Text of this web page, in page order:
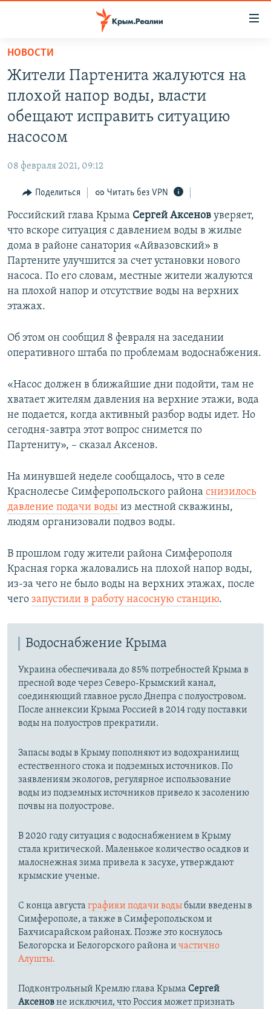
Вернуться
основному
содержанию
Вернутся
главной
Вернутся
поиску
ГРУЗ 200
ВОДА
ИНТЕРАКТИВ
ИНФОГРАФИКА
ТЕЛЕПРОЕКТ КРЫМ.РЕАЛИИ
СОВЕТЫ ПРАВОЗАЩИТНИКОВ
ПРОПАВШИЕ БЕЗ ВЕСТИ
КРЫМ.НЕПОКОРЕННЫЙ
УКРАИНСКАЯ ПРОБЛЕМА КРЫМА
РАДІО СВОБОДА
КАК ОБОЙТИ БЛОКИРОВКУ
Українською
Qırımtatar
ПРИСОЕДИНЯЙТЕСЬ!
НОВОСТИ
Жители Партенита жалуются на
плохой напор воды, власти
обещают исправить ситуацию
насосом
08 февраля 2021, 09:12
Поделиться Читать без VPN
Российский глава Крыма Сергей Аксенов уверяет,
что вскоре ситуация с давлением воды в жилые
дома в районе санатория «Айвазовский» в
Партените улучшится за счет установки нового
насоса. По его словам, местные жители жалуются
на плохой напор и отсутствие воды на верхних
этажах.
Об этом он сообщил 8 февраля на заседании
оперативного штаба по проблемам водоснабжения.
«Насос должен в ближайшие дни подойти, там не
хватает жителям давления на верхние этажи, вода
не подается, когда активный разбор воды идет. Но
сегодня-завтра этот вопрос снимется по
Партениту», – сказал Аксенов.
На минувшей неделе сообщалось, что в селе
Краснолесье Симферопольского района снизилось
давление подачи воды из местной скважины,
людям организовали подвоз воды.
В прошлом году жители района Симферополя
Красная горка жаловались на плохой напор воды,
из-за чего не было воды на верхних этажах, после
чего запустили в работу насосную станцию.
Водоснабжение Крыма
Украина обеспечивала до 85% потребностей Крыма в
пресной воде через Северо-Крымский канал,
соединяющий главное русло Днепра с полуостровом.
После аннексии Крыма Россией в 2014 году поставки
воды на полуостров прекратили.
Запасы воды в Крыму пополняют из водохранилищ
естественного стока и подземных источников. По
заявлениям экологов, регулярное использование
воды из подземных источников привело к засолению
почвы на полуострове.
В 2020 году ситуация с водоснабжением в Крыму
стала критической. Маленькое количество осадков и
малоснежная зима привела к засухе, утверждают
крымские ученые.
С конца августа графики подачи водыбыли введены в
Симферополе, а также в Симферопольском и
Бахчисарайском районах. Позже это коснулось
Белогорска и Белогорского района и частично
Алушты.
Подконтрольный Кремлю глава Крыма Сергей
Аксеновне исключил, что Россия может признать